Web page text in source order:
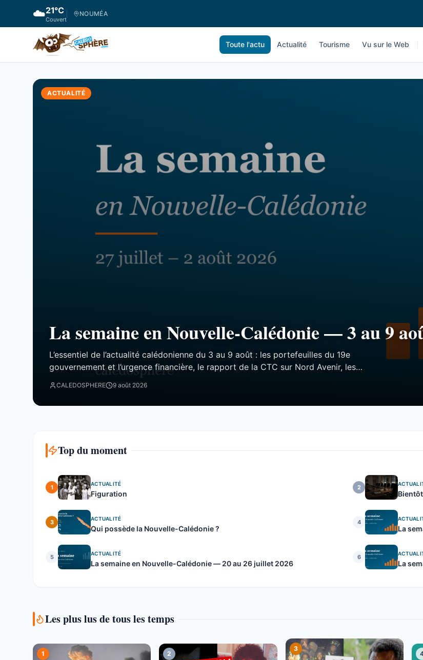
☁️21°C
Couvert
NOUMÉA
Toute l'actu Actualité Tourisme Vu sur le Web
ACTUALITÉ
La semaine en Nouvelle-Calédonie — 3 au 9
L’essentiel de l’actualité calédonienne du 3 au 9 août : les portefeuilles du 19e
gouvernement et l’urgence financière, le rapport de la CTC sur Nord Avenir, les
incendies du Mont-Dore, le Betico en panne et le Forum du Pacifique divisé.
CALEDOSPHERE 9 août 2026
Top du moment
1
ACTUALITÉ
Figuration
2
3
ACTUALITÉ
Qui possède la Nouvelle-Calédonie ?
4
La
5
ACTUALITÉ
La semaine en Nouvelle-Calédonie — 20 au 26 juillet 2026
6
La
Les plus lus de tous les temps
1 2
3